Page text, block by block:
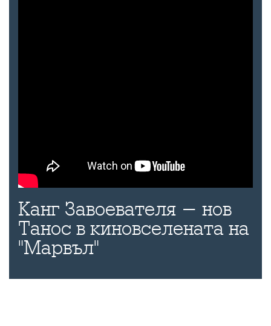
Канг Завоевателя - нов
Танос в киновселената на
"Марвъл"